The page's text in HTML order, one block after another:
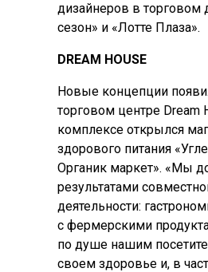
дизайнеров в
сезон» и «Лотте Плаза».
DREAM HOUSE
Новые концепции
торговом центре Dream
комплексе открылся
здорового питания
Органик маркет». «Мы
результатами
деятельности:
с фермерскими
по душе нашим
своем здоровье и, в